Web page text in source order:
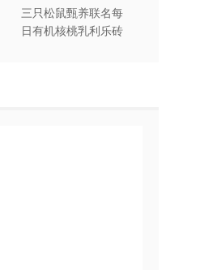
三只松鼠甄养联名每
日有机核桃乳利乐砖